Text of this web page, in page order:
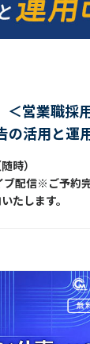
＜営業職採
の活用と運
時）
ブ配信※ご予約
たします。